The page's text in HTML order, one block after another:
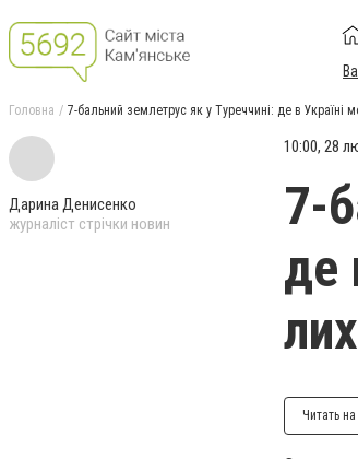
Головна 7-бальний землетрус як у Туреччині: де в Україні
Дарина Денисенко
журналіст стрічки новин
10:00, 28
7-
де
Читать